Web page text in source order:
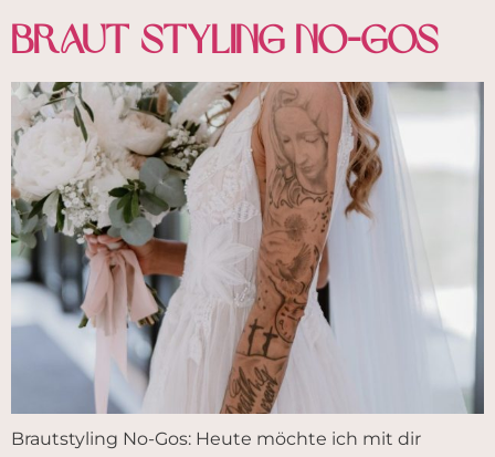
Braut Styling NO-GOs
Brautstyling No-Gos: Heute möchte ich mit dir